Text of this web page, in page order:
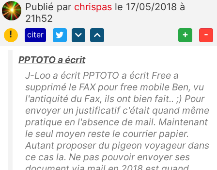
Publié par chrispas le 17/05/2018 à
21h52
!
citer + -
PPTOTO a écrit
J-Loo a écrit PPTOTO a écrit Free a
supprimé le FAX pour free mobile Ben, vu
l'antiquité du Fax, ils ont bien fait.. ;) Pour
envoyer un justificatif c'était quand même
pratique en l'absence de mail. Maintenant
le seul moyen reste le courrier papier.
Autant proposer du pigeon voyageur dans
ce cas la. Ne pas pouvoir envoyer ses